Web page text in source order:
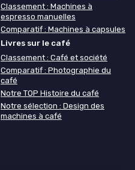
Classement : Machines à
espresso manuelles
Comparatif : Machines à capsules
Livres sur le café
Classement : Café et société
Comparatif : Photographie du
café
Notre TOP Histoire du café
Notre sélection : Design des
machines à café